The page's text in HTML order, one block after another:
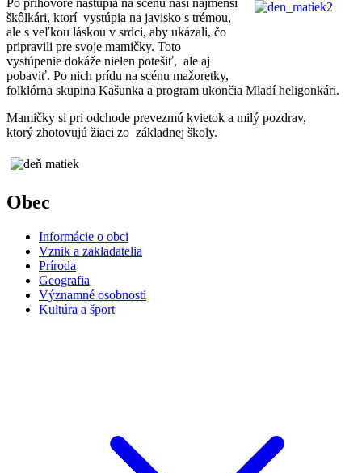
škôlkári, ktorí vystúpia na javisko s trémou,
ale s veľkou láskou v srdci, aby ukázali, čo
pripravili pre svoje mamičky. Toto
vystúpenie dokáže nielen potešiť, ale aj
pobaviť. Po nich prídu na scénu mažoretky,
folklórna skupina Kašunka a program ukončia Mladí heligonkári.
Mamičky si pri odchode prevezmú kvietok a milý pozdrav,
ktorý zhotovujú žiaci zo základnej školy.
Obec
Informácie o obci
Vznik a zakladatelia
Príroda
Geografia
Významné osobnosti
Kultúra a šport